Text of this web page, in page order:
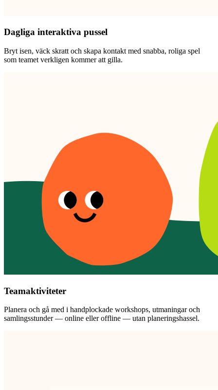
Dagliga interaktiva pussel
Bryt isen, väck skratt och skapa kontakt med snabba, roliga spel
som teamet verkligen kommer att gilla.
Teamaktiviteter
Planera och gå med i handplockade workshops, utmaningar och
samlingsstunder — online eller offline — utan planeringshassel.